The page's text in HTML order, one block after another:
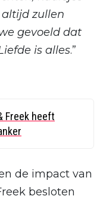
zullen
gevoeld dat
is alles.”
Freek heeft
de impact van
besloten